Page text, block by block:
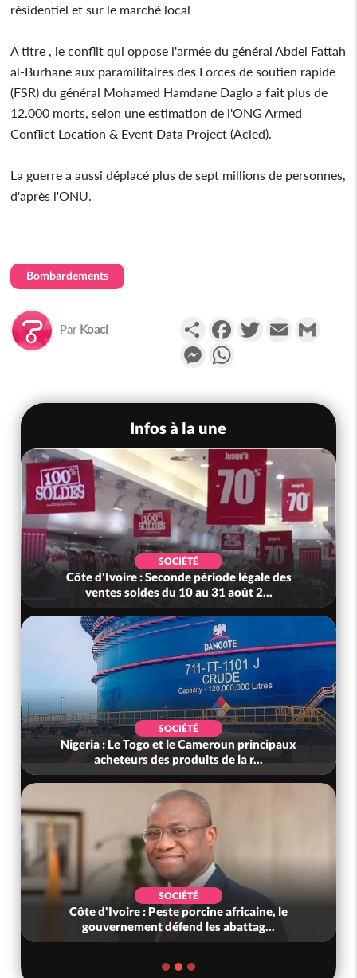
résidentiel et sur le marché local
A titre , le conflit qui oppose l'armée du général Abdel Fattah
al-Burhane aux paramilitaires des Forces de soutien rapide
(FSR) du général Mohamed Hamdane Daglo a fait plus de
12.000 morts, selon une estimation de l'ONG Armed
Conflict Location & Event Data Project (Acled).
La guerre a aussi déplacé plus de sept millions de personnes,
d'après l'ONU.
Bombardements
Par Koaci PartagerFacebookTwitterEmail
Messenger
Infos à la une
SOCIÉTÉ
Côte d'Ivoire : Seconde période légale des
ventes soldes du 10 au 31 août 2...
SOCIÉTÉ
Nigeria : Le Togo et le Cameroun principaux
acheteurs des produits de la r...
SOCIÉTÉ
Côte d'Ivoire : Peste porcine africaine, le
gouvernement défend les abattag...